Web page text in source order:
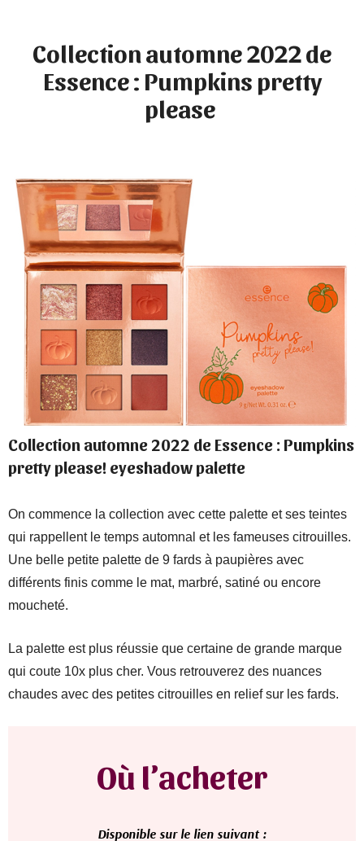
Collection automne 2022 de
Essence : Pumpkins pretty
please
Collection automne 2022 de Essence : Pumpkins
pretty please! eyeshadow palette
On commence la collection avec cette palette et ses teintes
qui rappellent le temps automnal et les fameuses citrouilles.
Une belle petite palette de 9 fards à paupières avec
différents finis comme le mat, marbré, satiné ou encore
moucheté.
La palette est plus réussie que certaine de grande marque
qui coute 10x plus cher. Vous retrouverez des nuances
chaudes avec des petites citrouilles en relief sur les fards.
Où l’acheter
Disponible sur le lien suivant :